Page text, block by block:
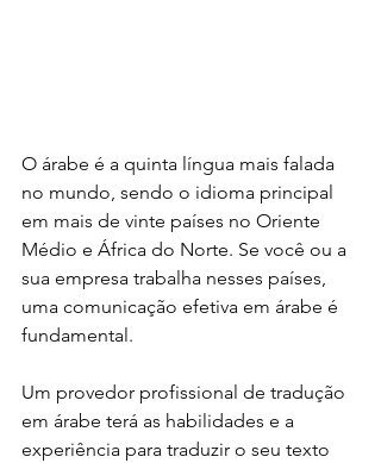
O árabe é a quinta língua mais falada
no mundo, sendo o idioma principal
em mais de vinte países no Oriente
Médio e África do Norte. Se você ou a
sua empresa trabalha nesses países,
uma comunicação efetiva em árabe é
fundamental.
Um provedor profissional de tradução
em árabe terá as habilidades e a
experiência para traduzir o seu texto